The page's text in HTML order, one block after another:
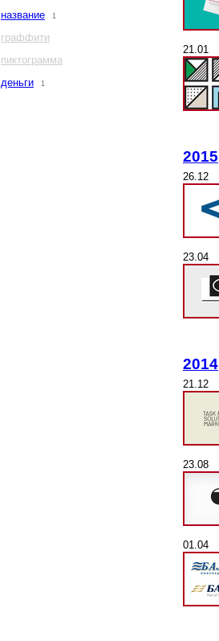
название
1
граффити
пиктограмма
деньги
1
21.01
2015
26.12
23.04
2014
21.12
23.08
01.04